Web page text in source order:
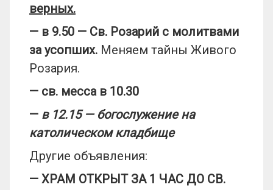
верных.
— в 9.50 — Св. Розарий с молитвами
за усопших. Меняем тайны Живого
Розария.
— св. месса в 10.30
— в 12.15 — богослужение на
католическом кладбище
Другие объявления:
— ХРАМ ОТКРЫТ ЗА 1 ЧАС ДО СВ.